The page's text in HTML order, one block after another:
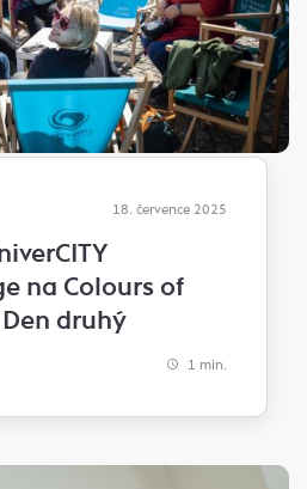
18. července 2025
na Colours of
druhý
1 min.